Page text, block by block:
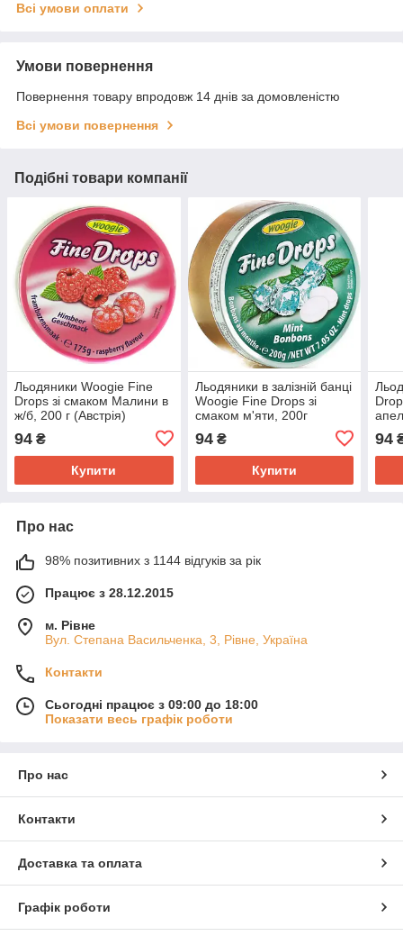
Всі умови оплати
Умови повернення
Повернення товару впродовж 14 днів за домовленістю
Всі умови повернення
Подібні товари компанії
Льодяники Woogie Fine
Drops зі смаком Малини в
ж/б, 200 г (Австрія)
94 ₴
Купити
Льодяники в залізній банці
Woogie Fine Drops зі
смаком м'яти, 200г
94₴
Купити
94
Про нас
98% позитивних з 1144 відгуків за рік
Працює з 28.12.2015
м. Рівне
Вул. Степана Васильченка, 3, Рівне, Україна
Контакти
Сьогодні працює з 09:00 до 18:00
Показати весь графік роботи
Про нас
Контакти
Доставка та оплата
Графік роботи